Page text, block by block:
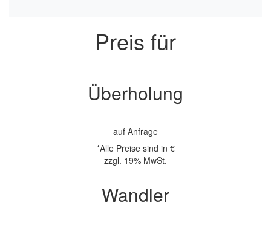
Preis für
Überholung
auf Anfrage
*Alle Preise sind in €
zzgl. 19% MwSt.
Wandler